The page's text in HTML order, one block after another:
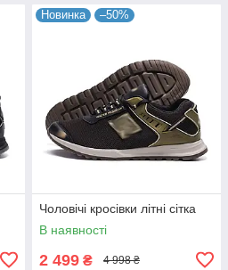
Новинка –50%
Чоловічі кросівки літні сітка
В наявності
2 499 ₴ 4 998 ₴